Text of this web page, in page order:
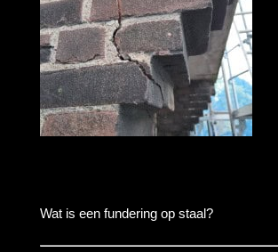
Wat is een fundering op staal?